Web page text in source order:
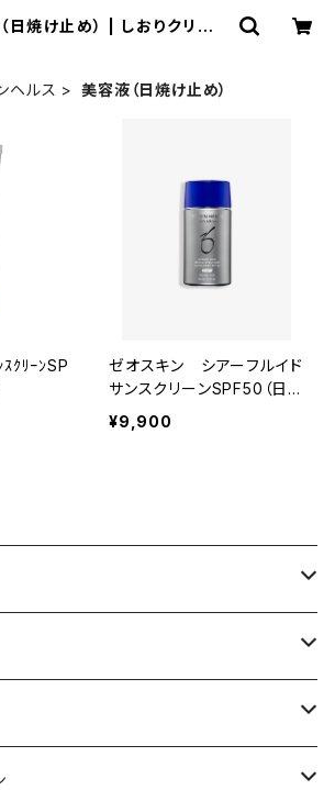
日焼け止め） | しおりクリニッ
ヘルス 美容液（日焼け止め）
ｸﾘｰﾝSP
ゼオスキン シアーフルイド
サンスクリーンSPF50（日焼
け止め）
¥9,900